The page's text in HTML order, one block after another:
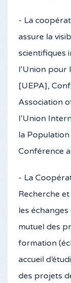
- La
assure la
scientifiques
l’Union pour
[UEPA],
Association
l’Union
la Population
Conférence
- La
Recherche
les
mutuel des
formation
accueil
des projets